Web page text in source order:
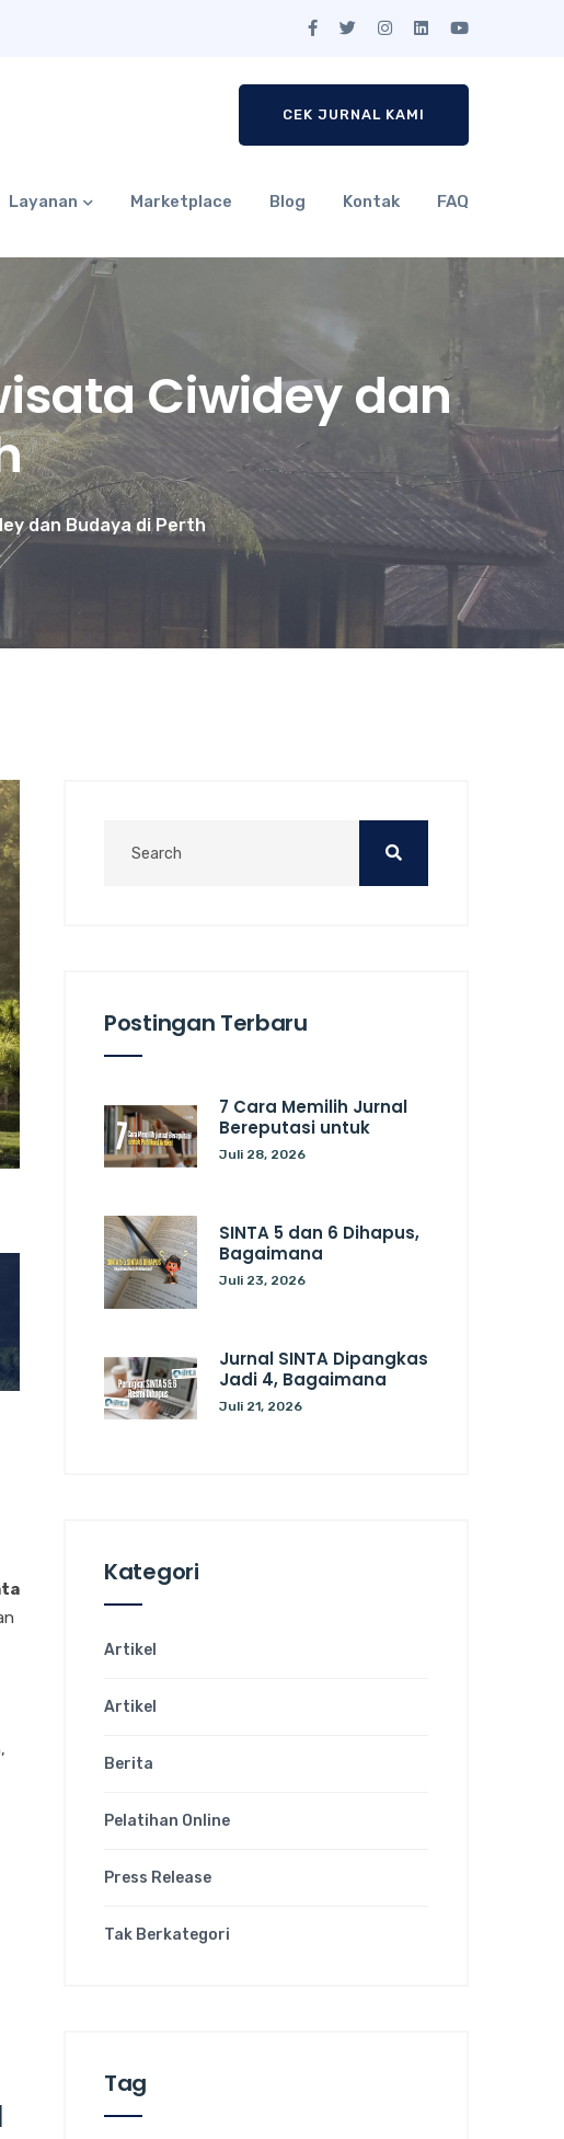
CEK JURNAL KAMI
Layanan Marketplace Blog Kontak FAQ
Ciwidey dan
dan Budaya di Perth
Postingan Terbaru
7 Cara Memilih Jurnal
Bereputasi untuk
Juli 28, 2026
SINTA 5 dan 6 Dihapus,
Bagaimana
Juli 23, 2026
Jurnal SINTA Dipangkas
Jadi 4, Bagaimana
Juli 21, 2026
Kategori
Artikel
Artikel
Berita
Pelatihan Online
Press Release
Tak Berkategori
Tag